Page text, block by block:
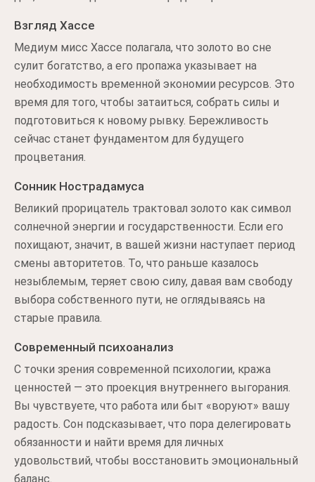
Взгляд Хассе
Медиум мисс Хассе полагала, что золото во сне
сулит богатство, а его пропажа указывает на
необходимость временной экономии ресурсов. Это
время для того, чтобы затаиться, собрать силы и
подготовиться к новому рывку. Бережливость
сейчас станет фундаментом для будущего
процветания.
Сонник Нострадамуса
Великий прорицатель трактовал золото как символ
солнечной энергии и государственности. Если его
похищают, значит, в вашей жизни наступает период
смены авторитетов. То, что раньше казалось
незыблемым, теряет свою силу, давая вам свободу
выбора собственного пути, не оглядываясь на
старые правила.
Современный психоанализ
С точки зрения современной психологии, кража
ценностей — это проекция внутреннего выгорания.
Вы чувствуете, что работа или быт «воруют» вашу
радость. Сон подсказывает, что пора делегировать
обязанности и найти время для личных
удовольствий, чтобы восстановить эмоциональный
баланс.